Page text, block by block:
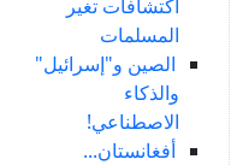
اكتشافات تغير
المسلمات
الصين و"إسرائيل"
والذكاء
الاصطناعي!
أفغانستان...